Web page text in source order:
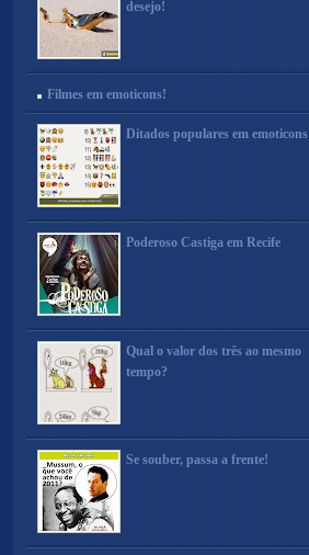
desejo!
Filmes em emoticons!
Ditados populares em emoticons
Poderoso Castiga em Recife
Qual o valor dos três ao mesmo
tempo?
Se souber, passa a frente!